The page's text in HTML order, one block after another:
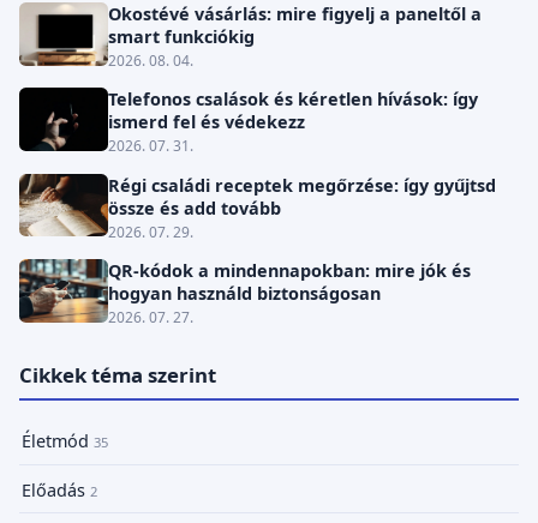
Okostévé vásárlás: mire figyelj a paneltől a
smart funkciókig
2026. 08. 04.
Telefonos csalások és kéretlen hívások: így
ismerd fel és védekezz
2026. 07. 31.
Régi családi receptek megőrzése: így gyűjtsd
össze és add tovább
2026. 07. 29.
QR-kódok a mindennapokban: mire jók és
hogyan használd biztonságosan
2026. 07. 27.
Cikkek téma szerint
Életmód 35
Előadás 2